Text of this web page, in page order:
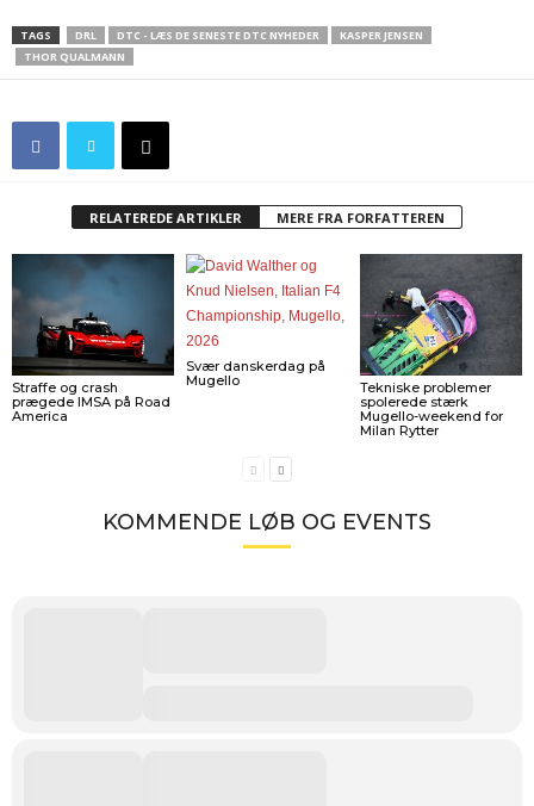
TAGS DRL DTC - LÆS DE SENESTE DTC NYHEDER
KASPER JENSEN
THOR QUALMANN
RELATEREDE ARTIKLER MERE FRA FORFATTEREN
Straffe og crash
prægede IMSA på Road
America
Svær danskerdag på
Mugello
Tekniske problemer
spolerede stærk
Mugello-weekend for
Milan Rytter
KOMMENDE LØB OG EVENTS